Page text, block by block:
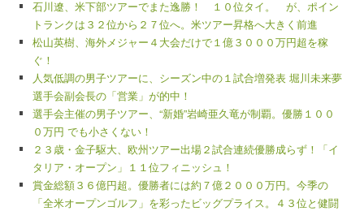
石川遼、米下部ツアーでまた逸勝！ １０位タイ。 が、ポイン
トランクは３２位から２７位へ。米ツアー昇格へ大きく前進
松山英樹、海外メジャー４大会だけで１億３０００万円超を稼
ぐ！
人気低調の男子ツアーに、シーズン中の１試合増発表 堀川未来夢
選手会副会長の「営業」が的中！
選手会主催の男子ツアー、“新婚”岩崎亜久竜が制覇。優勝１００
０万円 でも小さくない！
２３歳・金子駆大、欧州ツアー出場２試合連続優勝成らず！「イ
タリア・オープン」１１位フィニッシュ！
賞金総額３６億円超。優勝者には約７億２０００万円。今季の
「全米オープンゴルフ」を彩ったビッグプライス。４３位と健闘